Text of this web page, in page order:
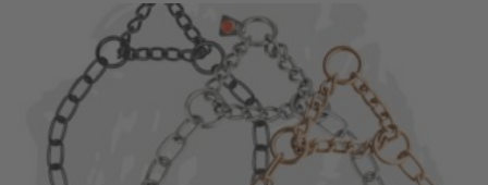
mehrere
Varianten
auf.
Optionen
können